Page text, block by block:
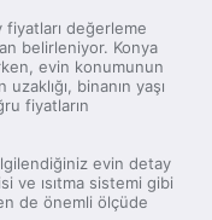
fiyatları değerleme
belirleniyor. Konya
evin konumunun
binanın yaşı
fiyatların
ilgilendiğiniz evin detay
ve ısıtma sistemi gibi
de önemli ölçüde